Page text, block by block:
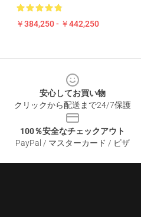
￥384,250 - ￥442,250
安心してお買い物
クリックから配送まで24/7保護
100％安全なチェックアウト
PayPal / マスターカード / ビザ